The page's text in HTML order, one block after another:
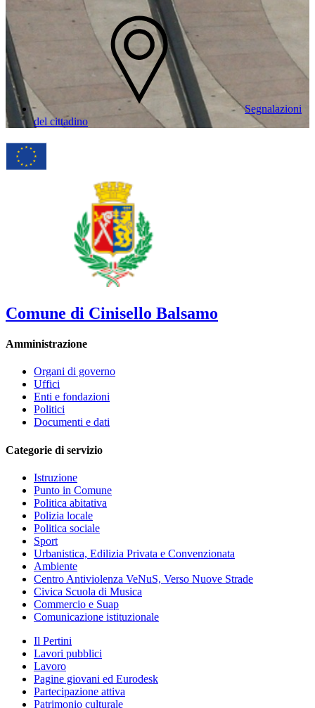
Segnalazioni
del cittadino
Comune di Cinisello Balsamo
Amministrazione
Organi di governo
Uffici
Enti e fondazioni
Politici
Documenti e dati
Categorie di servizio
Istruzione
Punto in Comune
Politica abitativa
Polizia locale
Politica sociale
Sport
Urbanistica, Edilizia Privata e Convenzionata
Ambiente
Centro Antiviolenza VeNuS, Verso Nuove Strade
Civica Scuola di Musica
Commercio e Suap
Comunicazione istituzionale
Il Pertini
Lavori pubblici
Lavoro
Pagine giovani ed Eurodesk
Partecipazione attiva
Patrimonio culturale